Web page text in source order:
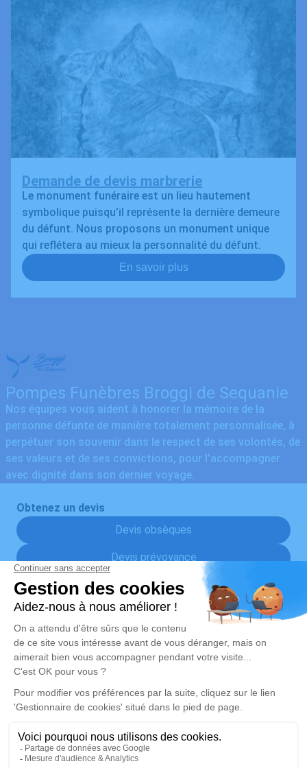
Demande de devis marbrerie
Le monument funéraire est un lieu hautement
symbolique puisqu’il représente la dernière demeure
du défunt. Nous proposons un monument unique
qui reflétera au mieux la personnalité du défunt.
En savoir plus
Pompes Funèbres Broggi de Sequanie
Nos équipes vous aident à honorer la mémoire de la
personne défunte de manière totalement personnalisée, à
perpétuer son souvenir dans le respect de ses volontés, de
ses valeurs et de ses convictions, pour l’accompagner
avec dignité dans son dernier voyage.
Obtenez un devis
Devis obsèques
Devis prévoyance
Devis marbrerie
Nos Services
Organiser des obsèques
Monuments funéraires
Services aux familles
Liens utiles
Avis de décès
Demande de rendez-vous en
Nos réseaux sociaux
Politique de traitement des données personnelles
Politique d’utilisation des cookies